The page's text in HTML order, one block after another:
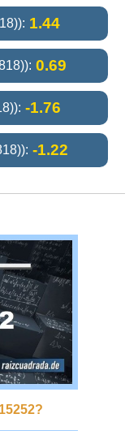
1.44
0.69
-1.76
-1.22